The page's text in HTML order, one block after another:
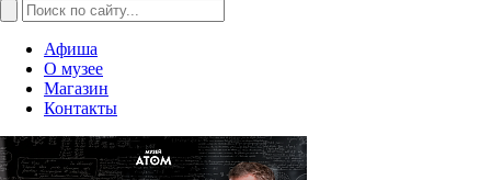
Афиша
О музее
Магазин
Контакты